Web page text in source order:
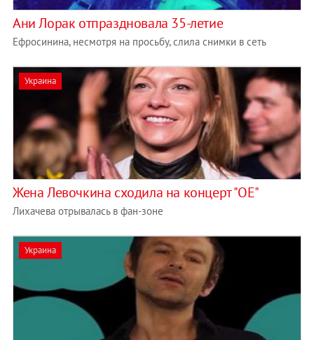
Ани Лорак отпраздновала 35-летие
Ефросинина, несмотря на просьбу, слила снимки в сеть
Украина
Жена Левочкина сходила на концерт "ОЕ"
Лихачева отрывалась в фан-зоне
Украина